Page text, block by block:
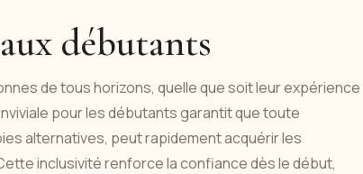
débutants
de tous horizons, quelle que soit leur expérience
pour les débutants garantit que toute
alternatives, peut rapidement acquérir les
inclusivité renforce la confiance dès le début,